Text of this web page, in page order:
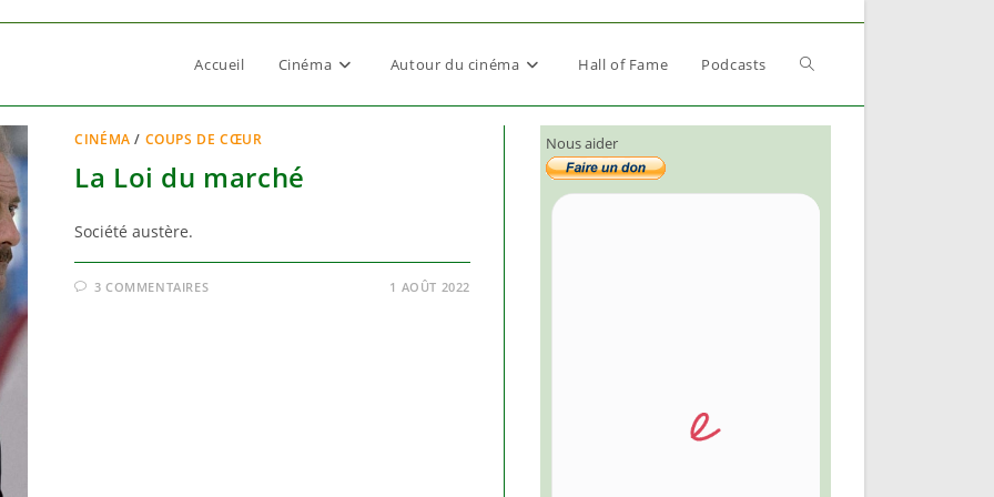
Accueil Cinéma Autour du cinéma Hall of Fame Podcasts Toggle
CINÉMA / COUPS DE CŒUR
La Loi du marché
Société austère.
3 COMMENTAIRES 1 AOÛT 2022
Nous aider